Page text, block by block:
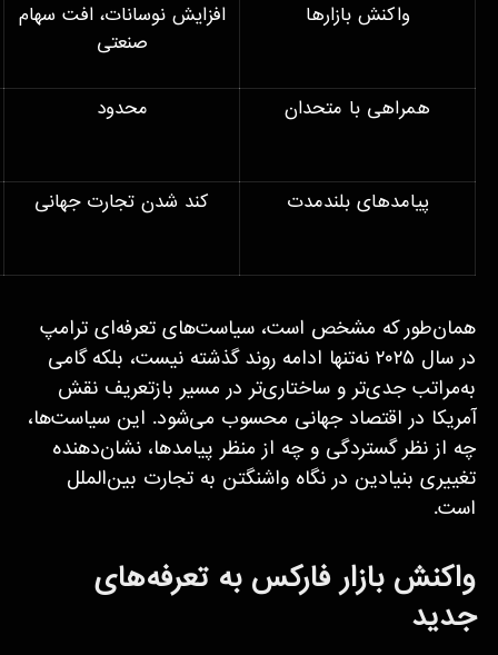
واکنش بازارها
افزایش نوسانات، افت سهام
صنعتی
همراهی با متحدان محدود
پیامدهای بلندمدت کند شدن تجارت جهانی
همان‌طور که مشخص است، سیاست‌های تعرفه‌ای ترامپ
در سال ۲۰۲۵ نه‌تنها ادامه روند گذشته نیست، بلکه گامی
به‌مراتب جدی‌تر و ساختاری‌تر در مسیر بازتعریف نقش
آمریکا در اقتصاد جهانی محسوب می‌شود. این سیاست‌ها،
چه از نظر گستردگی و چه از منظر پیامدها، نشان‌دهنده
تغییری بنیادین در نگاه واشنگتن به تجارت بین‌الملل
است.
واکنش بازار فارکس به تعرفه‌های
جدید